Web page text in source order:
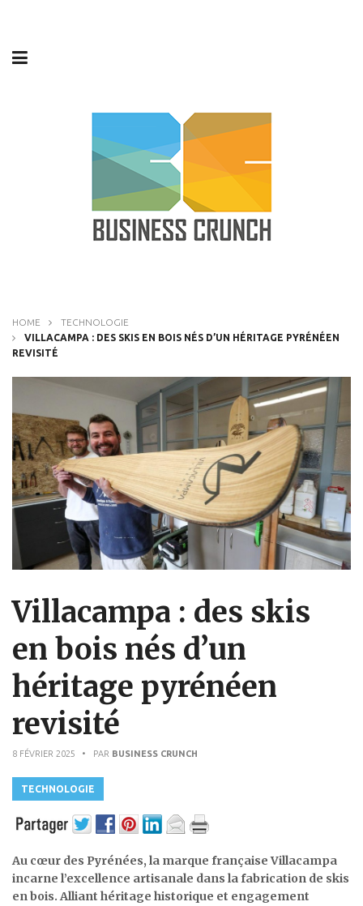
HOME
TECHNOLOGIE
VILLACAMPA : DES SKIS EN BOIS NÉS D’UN HÉRITAGE PYRÉNÉEN
REVISITÉ
Villacampa : des skis
en bois nés d’un
héritage pyrénéen
revisité
8 FÉVRIER 2025 • PAR BUSINESS CRUNCH
TECHNOLOGIE
Au cœur des Pyrénées, la marque française Villacampa
incarne l’excellence artisanale dans la fabrication de skis
en bois. Alliant héritage historique et engagement